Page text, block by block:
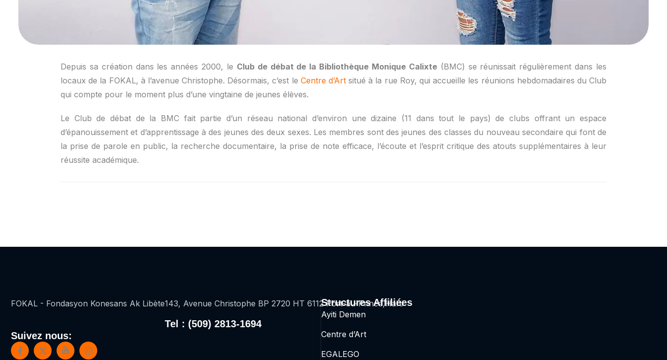
Depuis sa création dans les années 2000, le Club de débat de la Bibliothèque Monique Calixte(BMC) se réunissait régulièrement dans les
locaux de la FOKAL, à l’avenue Christophe. Désormais, c’est le Centre d’Artsitué à la rue Roy, qui accueille les réunions hebdomadaires du Club
qui compte pour le moment plus d’une vingtaine de jeunes élèves.
Le Club de débat de la BMC fait partie d’un réseau national d’environ une dizaine (11 dans tout le pays) de clubs offrant un espace
d’épanouissement et d’apprentissage à des jeunes des deux sexes. Les membres sont des jeunes des classes du nouveau secondaire qui font de
la prise de parole en public, la recherche documentaire, la prise de note efficace, l’écoute et l’esprit critique des atouts supplémentaires à leur
réussite académique.
FOKAL - Fondasyon Konesans Ak Libète143, Avenue Christophe BP 2720 HT 6112 Port-au-Prince,Haïti
Tel : (509) 2813-1694
Suivez nous:
Structures Affiliées
Ayiti Demen
Centre d’Art
EGALEGO